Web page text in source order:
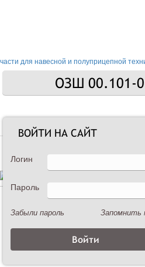
части для навесной и полуприцепной
ОЗШ 00.101-
Описание
ОЗШ 00.101-01 КОРПУС
ВОЙТИ НА САЙТ
Логин
Пароль
Забыли пароль Запомнить